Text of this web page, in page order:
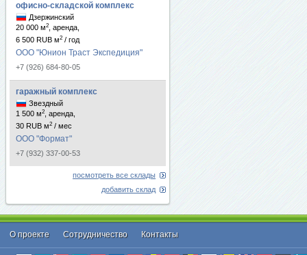
офисно-складской комплекс
Дзержинский
20 000 м2
, аренда,
6 500 RUB м2 / год
ООО "Юнион Траст Экспедиция"
+7 (926) 684-80-05
гаражный комплекс
Звездный
1 500 м2
, аренда,
30 RUB м2 / мес
ООО "Формат"
+7 (932) 337-00-53
посмотреть все склады
добавить склад
О проекте Cотрудничество Контакты